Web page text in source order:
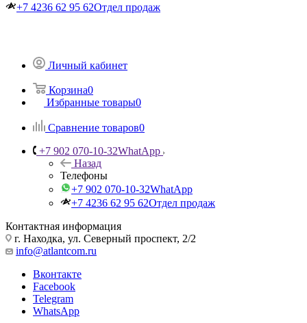
+7 4236 62 95 62Отдел продаж
Личный кабинет
Корзина0
Избранные товары0
Сравнение товаров0
+7 902 070-10-32WhatApp
Назад
Телефоны
+7 902 070-10-32WhatApp
+7 4236 62 95 62Отдел продаж
Контактная информация
г. Находка, ул. Северный проспект, 2/2
info@atlantcom.ru
Вконтакте
Facebook
Telegram
WhatsApp